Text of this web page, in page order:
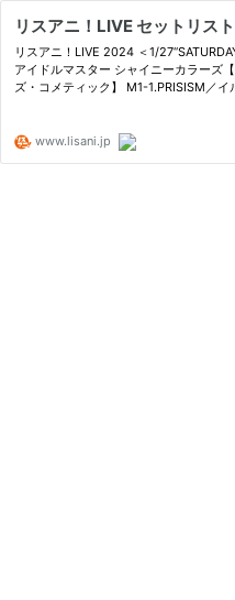
リスアニ！LIVE セットリス
リスアニ！LIVE 2024 ＜1/
アイドルマスター シャイニーカラーズ
ズ・コメティック】 M1-1.PRISISM／
www.lisani.jp